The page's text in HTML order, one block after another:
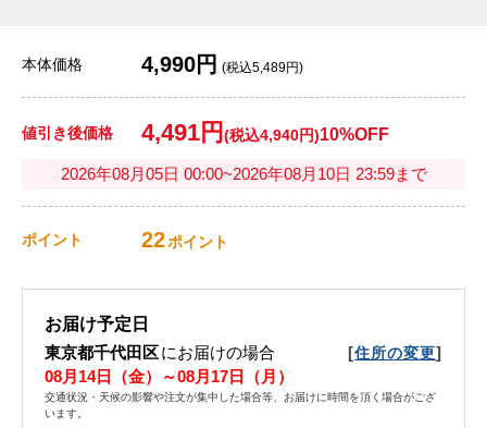
本体価格 4,990円 (税込5,489円)
値引き後価格 4,491円 (税込4,940円)10%OFF
2026年08月05日 00:00~2026年08月10日 23:59まで
ポイント 22ポイント
お届け予定日
東京都千代田区にお届けの場合 [住所の変更]
08月14日（金）～08月17日（月）
交通状況・天候の影響や注文が集中した場合等、お届けに時間を頂く場合がござ
います。